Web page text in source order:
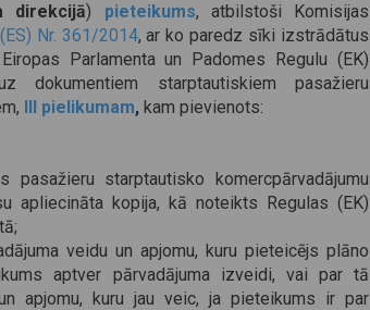
direkcijā) pieteikums, atbilstoši
Komisijas
Nr. 361/2014, ar ko paredz sīki izstrādātus
Parlamenta un Padomes Regulu (EK)
dokumentiem starptautiskiem pasažieru
III pielikumam, kam pievienots:
starptautisko komercpārvadājumu
apliecināta kopija, kā noteikts Regulas (EK)
veidu un apjomu, kuru pieteicējs plāno
aptver pārvadājuma izveidi, vai par tā
apjomu, kuru jau veic, ja pieteikums ir par